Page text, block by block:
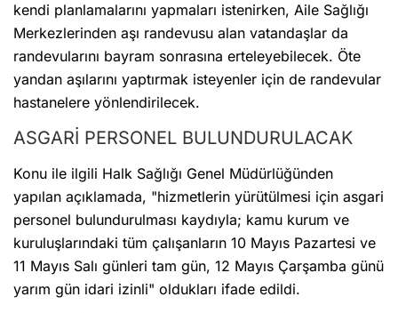
kendi planlamalarını yapmaları istenirken, Aile Sağlığı
Merkezlerinden aşı randevusu alan vatandaşlar da
randevularını bayram sonrasına erteleyebilecek. Öte
yandan aşılarını yaptırmak isteyenler için de randevular
hastanelere yönlendirilecek.
ASGARİ PERSONEL BULUNDURULACAK
Konu ile ilgili Halk Sağlığı Genel Müdürlüğünden
yapılan açıklamada, "hizmetlerin yürütülmesi için asgari
personel bulundurulması kaydıyla; kamu kurum ve
kuruluşlarındaki tüm çalışanların 10 Mayıs Pazartesi ve
11 Mayıs Salı günleri tam gün, 12 Mayıs Çarşamba günü
yarım gün idari izinli" oldukları ifade edildi.